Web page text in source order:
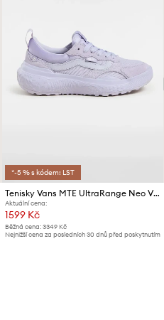
*-5 % s kódem: LST
Tenisky Vans MTE UltraRange Neo VR3
Aktuální cena:
1599 Kč
Běžná cena:3349 Kč
Nejnižší cena za posledních 30 dnů před poskytnutím